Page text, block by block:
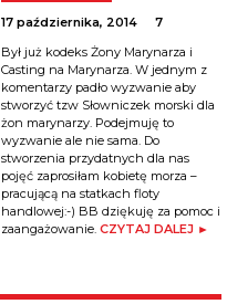
17 października, 2014
7
Był już kodeks Żony Marynarza i
Casting na Marynarza. W jednym z
komentarzy padło wyzwanie aby
stworzyć tzw Słowniczek morski dla
żon marynarzy. Podejmuję to
wyzwanie ale nie sama. Do
stworzenia przydatnych dla nas
pojęć zaprosiłam kobietę morza –
pracującą na statkach floty
handlowej:-) BB dziękuję za pomoc i
zaangażowanie. CZYTAJ DALEJ ►